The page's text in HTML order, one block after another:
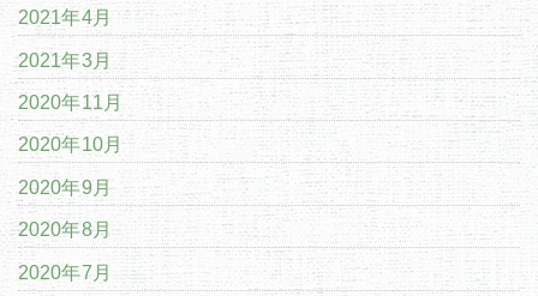
2021年4月
2021年3月
2020年11月
2020年10月
2020年9月
2020年8月
2020年7月